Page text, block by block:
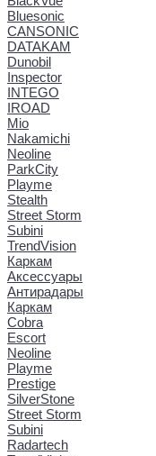
Bluesonic
CANSONIC
DATAKAM
Dunobil
Inspector
INTEGO
IROAD
Mio
Nakamichi
Neoline
ParkCity
Playme
Stealth
Street Storm
Subini
TrendVision
Каркам
Аксессуары
Антирадары
Каркам
Cobra
Escort
Neoline
Playme
Prestige
SilverStone
Street Storm
Subini
Radartech